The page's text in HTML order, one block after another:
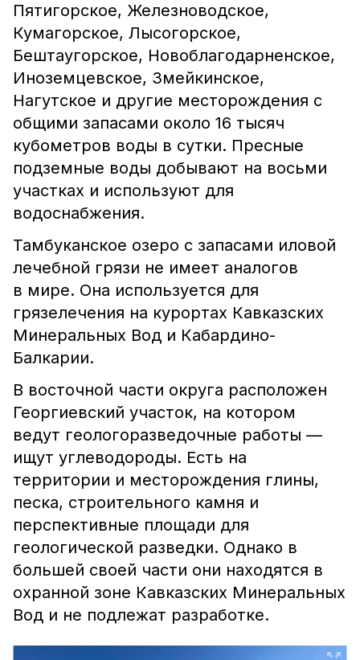
Пятигорское, Железноводское,
Кумагорское, Лысогорское,
Бештаугорское, Новоблагодарненское,
Иноземцевское, Змейкинское,
Нагутское и другие месторождения с
общими запасами около 16 тысяч
кубометров воды в сутки. Пресные
подземные воды добывают на восьми
участках и используют для
водоснабжения.
Тамбуканское озеро с запасами иловой
лечебной грязи не имеет аналогов
в мире. Она используется для
грязелечения на курортах Кавказских
Минеральных Вод и Кабардино-
Балкарии.
В восточной части округа расположен
Георгиевский участок, на котором
ведут геологоразведочные работы —
ищут углеводороды. Есть на
территории и месторождения глины,
песка, строительного камня и
перспективные площади для
геологической разведки. Однако в
большей своей части они находятся в
охранной зоне Кавказских Минеральных
Вод и не подлежат разработке.